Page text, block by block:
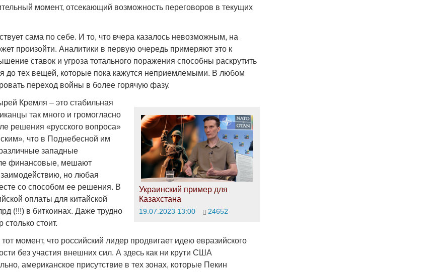
момент, отсекающий возможность переговоров в текущих
сама по себе. И то, что вчера казалось невозможным, на
произойти. Аналитики в первую очередь примеряют это к
ставок и угроза тотального поражения способны раскрутить
до тех вещей, которые пока кажутся неприемлемыми. В любом
переход войны в более горячую фазу.
Украинский пример для
Казахстана
19.07.2023 13:00 24652
Кремля – это стабильная
так много и громогласно
решения «русского вопроса»
что в Поднебесной им
западные
финансовые, мешают
но любая
со способом ее решения. В
оплаты для китайской
(!!!) в биткоинах. Даже трудно
столько стоит.
момент, что российский лидер продвигает идею евразийского
без участия внешних сил. А здесь как ни крути США
американское присутствие в тех зонах, которые Пекин